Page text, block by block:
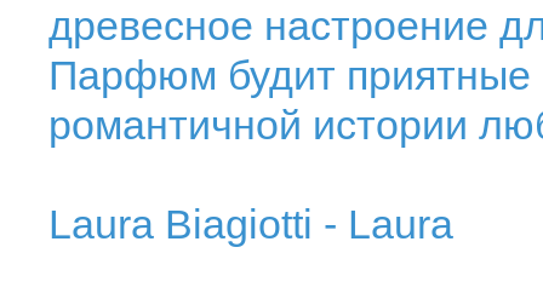
древесное настроение
Парфюм будит приятные
романтичной истории
Laura Biagiotti - Laura